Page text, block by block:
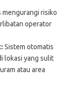
mengurangi risiko
operator
Sistem otomatis
lokasi yang sulit
atau area